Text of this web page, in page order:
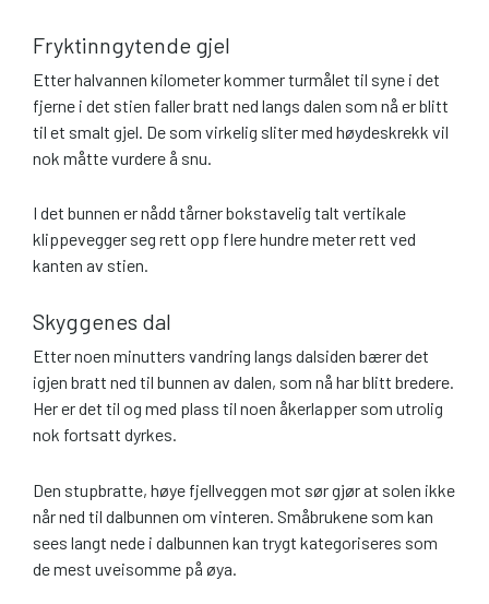
Fryktinngytende gjel
Etter halvannen kilometer kommer turmålet til syne i det
fjerne i det stien faller bratt ned langs dalen som nå er blitt
til et smalt gjel. De som virkelig sliter med høydeskrekk vil
nok måtte vurdere å snu.
I det bunnen er nådd tårner bokstavelig talt vertikale
klippevegger seg rett opp flere hundre meter rett ved
kanten av stien.
Skyggenes dal
Etter noen minutters vandring langs dalsiden bærer det
igjen bratt ned til bunnen av dalen, som nå har blitt bredere.
Her er det til og med plass til noen åkerlapper som utrolig
nok fortsatt dyrkes.
Den stupbratte, høye fjellveggen mot sør gjør at solen ikke
når ned til dalbunnen om vinteren. Småbrukene som kan
sees langt nede i dalbunnen kan trygt kategoriseres som
de mest uveisomme på øya.